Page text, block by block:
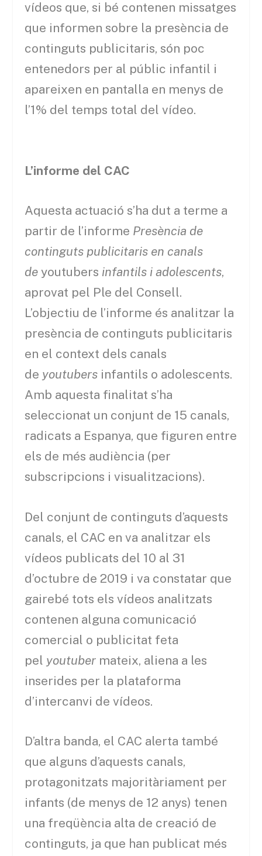
vídeos que, si bé contenen missatges
que informen sobre la presència de
continguts publicitaris, són poc
entenedors per al públic infantil i
apareixen en pantalla en menys de
l’1% del temps total del vídeo.
L’informe del CAC
Aquesta actuació s’ha dut a terme a
partir de l’informe Presència de
continguts publicitaris en canals
deyoutubers infantils i adolescents,
aprovat pel Ple del Consell.
L’objectiu de l’informe és analitzar la
presència de continguts publicitaris
en el context dels canals
de youtubers infantils o adolescents.
Amb aquesta finalitat s’ha
seleccionat un conjunt de 15 canals,
radicats a Espanya, que figuren entre
els de més audiència (per
subscripcions i visualitzacions).
Del conjunt de continguts d’aquests
canals, el CAC en va analitzar els
vídeos publicats del 10 al 31
d’octubre de 2019 i va constatar que
gairebé tots els vídeos analitzats
contenen alguna comunicació
comercial o publicitat feta
pel youtuber mateix, aliena a les
inserides per la plataforma
d’intercanvi de vídeos.
D’altra banda, el CAC alerta també
que alguns d’aquests canals,
protagonitzats majoritàriament per
infants (de menys de 12 anys) tenen
una freqüència alta de creació de
continguts, ja que han publicat més